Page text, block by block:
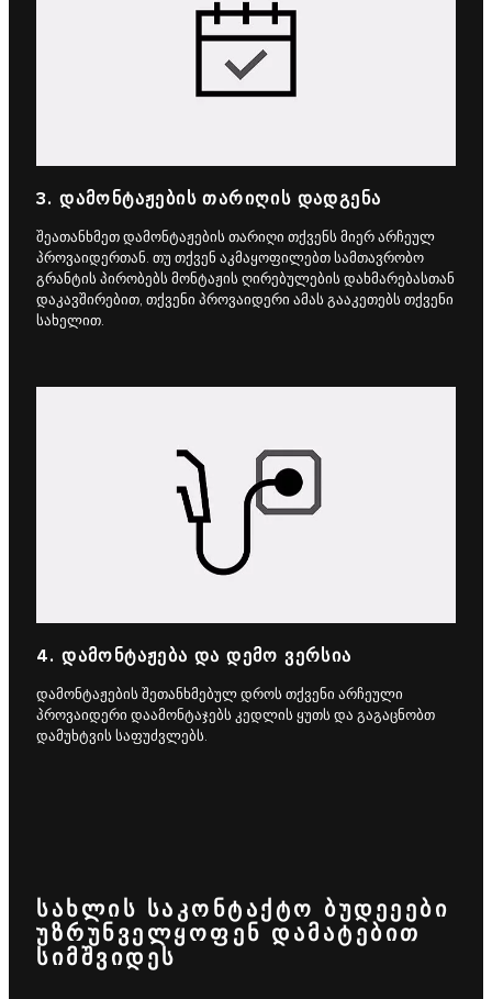
3. ᲓᲐᲛᲝᲜᲢᲐᲟᲔᲑᲘᲡ ᲗᲐᲠᲘᲦᲘᲡ ᲓᲐᲓᲒᲔᲜᲐ
შეათანხმეთ დამონტაჟების თარიღი თქვენს მიერ არჩეულ
პროვაიდერთან. თუ თქვენ აკმაყოფილებთ სამთავრობო
გრანტის პირობებს მონტაჟის ღირებულების დახმარებასთან
დაკავშირებით, თქვენი პროვაიდერი ამას გააკეთებს თქვენი
სახელით.
4. ᲓᲐᲛᲝᲜᲢᲐᲟᲔᲑᲐ ᲓᲐ ᲓᲔᲛᲝ ᲕᲔᲠᲡᲘᲐ
დამონტაჟების შეთანხმებულ დროს თქვენი არჩეული
პროვაიდერი დაამონტაჯებს კედლის ყუთს და გაგაცნობთ
დამუხტვის საფუძვლებს.
ᲡᲐᲮᲚᲘᲡ ᲡᲐᲙᲝᲜᲢᲐᲥᲢᲝ ᲑᲣᲓᲔᲔᲔᲑᲘ
ᲣᲖᲠᲣᲜᲕᲔᲚᲧᲝᲤᲔᲜ ᲓᲐᲛᲐᲢᲔᲑᲘᲗ
ᲡᲘᲛᲨᲕᲘᲓᲔᲡ